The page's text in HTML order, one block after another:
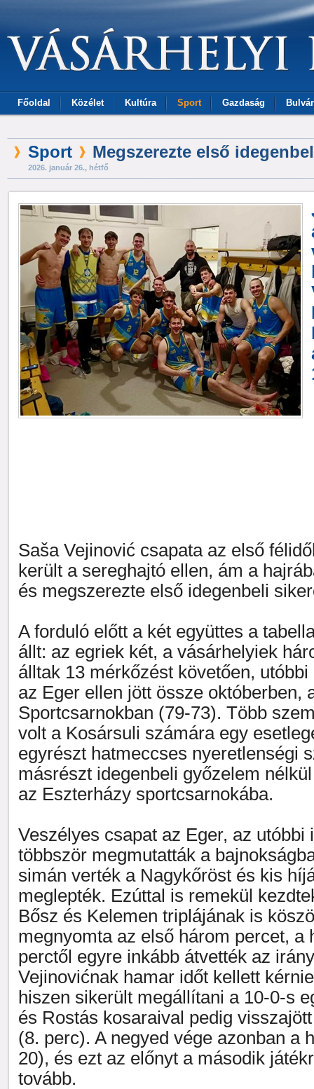
Főoldal Közélet Kultúra Sport Gazdaság Bulvár
Sport Megszerezte első
2026. január 26., hétfő
Saša Vejinović csapata az első
került a sereghajtó ellen, ám a
és megszerezte első idegenbeli
A forduló előtt a két együttes a
állt: az egriek két, a vásárhelyiek
álltak 13 mérkőzést követően,
az Eger ellen jött össze októberben,
Sportcsarnokban (79-73). Több
volt a Kosársuli számára egy
egyrészt hatmeccses nyeretlenségi
másrészt idegenbeli győzelem
az Eszterházy sportcsarnokába.
Veszélyes csapat az Eger, az utóbbi
többször megmutatták a
simán verték a Nagykőröst és kis
meglepték. Ezúttal is remekül
Bősz és Kelemen triplájának is
megnyomta az első három percet, a
perctől egyre inkább átvették az
Vejinovićnak hamar időt kellett
hiszen sikerült megállítani a 10-0-s
és Rostás kosaraival pedig
(8. perc). A negyed vége azonban a
20), és ezt az előnyt a második
tovább.